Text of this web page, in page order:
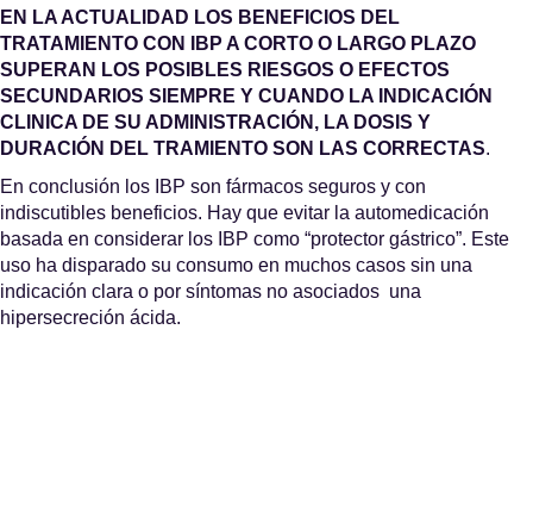
EN LA ACTUALIDAD LOS BENEFICIOS DEL
TRATAMIENTO CON IBP A CORTO O LARGO PLAZO
SUPERAN LOS POSIBLES RIESGOS O EFECTOS
SECUNDARIOS SIEMPRE Y CUANDO LA INDICACIÓN
CLINICA DE SU ADMINISTRACIÓN, LA DOSIS Y
DURACIÓN DEL TRAMIENTO SON LAS CORRECTAS.
En conclusión los IBP son fármacos seguros y con
indiscutibles beneficios. Hay que evitar la automedicación
basada en considerar los IBP como “protector gástrico”. Este
uso ha disparado su consumo en muchos casos sin una
indicación clara o por síntomas no asociados una
hipersecreción ácida.